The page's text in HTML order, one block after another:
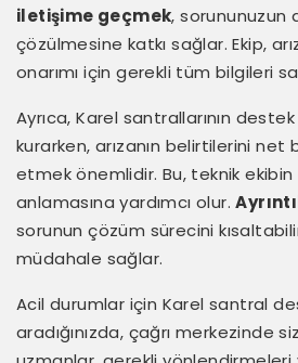
iletişime geçmek, sorununuzun
çözülmesine katkı sağlar. Ekip,
onarımı için gerekli tüm bilgileri
Ayrıca, Karel santrallarının
kurarken, arızanın belirtilerini net
etmek önemlidir. Bu, teknik ekibin
anlamasına yardımcı olur.
sorunun çözüm sürecini
müdahale sağlar.
Acil durumlar için Karel santral
aradığınızda, çağrı merkezinde